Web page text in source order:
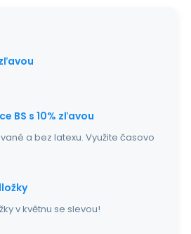
BS s 10% zľavou
a bez latexu. Využite časovo
v květnu se slevou!